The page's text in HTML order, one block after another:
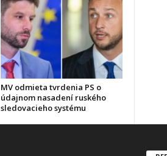
MV odmieta tvrdenia PS o
údajnom nasadení ruského
sledovacieho systému